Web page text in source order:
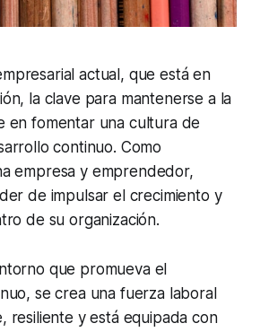
actual, que está en
la clave para mantenerse a la
en fomentar una cultura de
continuo. Como
empresa y emprendedor,
de impulsar el crecimiento y
de su organización.
que promueva el
se crea una fuerza laboral
resiliente y está equipada con